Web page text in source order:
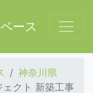
ース
神奈川県
クト 新築工事